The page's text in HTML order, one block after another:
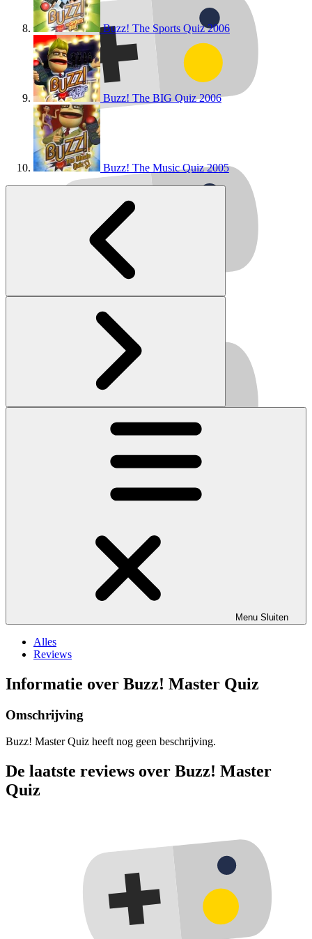
Buzz! The Sports Quiz2006
Buzz! The BIG Quiz2006
Buzz! The Music Quiz2005
Menu Sluiten
Alles
Reviews
Informatie over Buzz! Master Quiz
Omschrijving
Buzz! Master Quiz heeft nog geen beschrijving.
De laatste reviews over Buzz! Master
Quiz